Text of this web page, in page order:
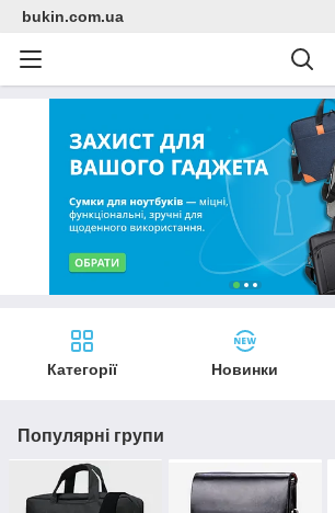
bukin.com.ua
Категорії Новинки
Популярні групи